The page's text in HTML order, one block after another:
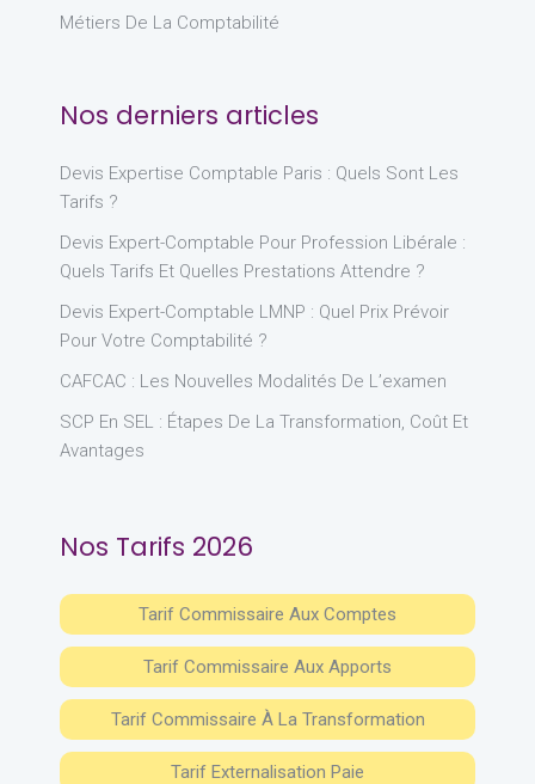
Métiers De La Comptabilité
Nos derniers articles
Devis Expertise Comptable Paris : Quels Sont Les
Tarifs ?
Devis Expert-Comptable Pour Profession Libérale :
Quels Tarifs Et Quelles Prestations Attendre ?
Devis Expert-Comptable LMNP : Quel Prix Prévoir
Pour Votre Comptabilité ?
CAFCAC : Les Nouvelles Modalités De L’examen
SCP En SEL : Étapes De La Transformation, Coût Et
Avantages
Nos Tarifs 2026
Tarif Commissaire Aux Comptes
Tarif Commissaire Aux Apports
Tarif Commissaire À La Transformation
Tarif Externalisation Paie